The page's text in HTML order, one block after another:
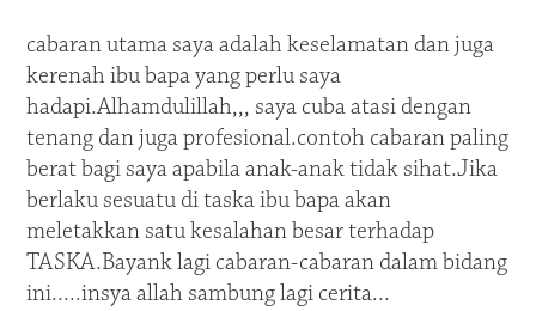
cabaran utama saya adalah keselamatan dan juga
kerenah ibu bapa yang perlu saya
hadapi.Alhamdulillah,,, saya cuba atasi dengan
tenang dan juga profesional.contoh cabaran paling
berat bagi saya apabila anak-anak tidak sihat.Jika
berlaku sesuatu di taska ibu bapa akan
meletakkan satu kesalahan besar terhadap
TASKA.Bayank lagi cabaran-cabaran dalam bidang
ini.....insya allah sambung lagi cerita...